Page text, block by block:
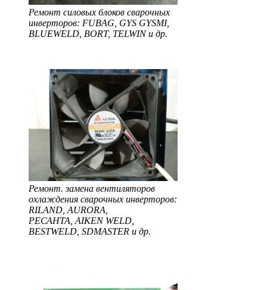
Ремонт силовых блоков сварочных
инверторов: FUBAG, GYS GYSMI,
BLUEWELD, BORT, TELWIN и др.
Ремонт. замена вентиляторов
охлаждения сварочных инверторов:
RILAND, AURORA,
РЕСАНТА, AIKEN WELD,
BESTWELD, SDMASTER и др.